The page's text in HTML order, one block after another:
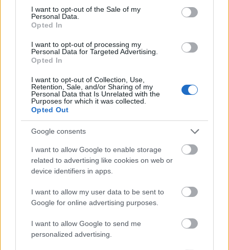
consent section.
I want to opt-out of the Sale of my
Personal Data.
Opted In
I want to opt-out of processing my
Personal Data for Targeted Advertising.
Opted In
I want to opt-out of Collection, Use,
Retention, Sale, and/or Sharing of my
Personal Data that Is Unrelated with the
Purposes for which it was collected.
Opted Out
Google consents
I want to allow Google to enable storage
related to advertising like cookies on web or
device identifiers in apps.
I want to allow my user data to be sent to
Google for online advertising purposes.
I want to allow Google to send me
personalized advertising.
αλλά και ένα από τα πιο δημοφιλή αξιοθέατα της
χώρας. Έχουν εκπληκτική θέα προς τον Ατλαντικό
μέτρα πάνω από την επιφάνεια της θάλασσας. Ωστόσο,
20 χρόνια περισσότεροι από 60 άνθρωποι έχασαν τη
ζωή τους εκεί.